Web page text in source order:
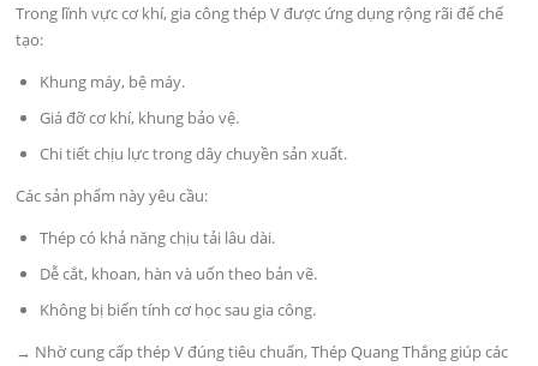
Trong lĩnh vực cơ khí, gia công thép V được ứng dụng rộng rãi để chế
tạo:
Khung máy, bệ máy.
Giá đỡ cơ khí, khung bảo vệ.
Chi tiết chịu lực trong dây chuyền sản xuất.
Các sản phẩm này yêu cầu:
Thép có khả năng chịu tải lâu dài.
Dễ cắt, khoan, hàn và uốn theo bản vẽ.
Không bị biến tính cơ học sau gia công.
→ Nhờ cung cấp thép V đúng tiêu chuẩn, Thép Quang Thắng giúp các